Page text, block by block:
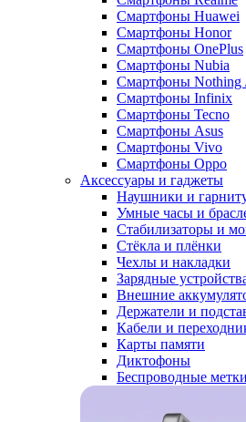
Смартфоны Huawei
Смартфоны Honor
Смартфоны OnePlus
Смартфоны Nubia
Смартфоны Nothing
Смартфоны Infinix
Смартфоны Tecno
Смартфоны Asus
Смартфоны Vivo
Смартфоны Oppo
Аксессуары и гаджеты
Наушники и
Умные часы и
Стабилизаторы и
Стёкла и плёнки
Чехлы и накладки
Зарядные
Внешние
Держатели и
Кабели и
Карты памяти
Диктофоны
Беспроводные метки